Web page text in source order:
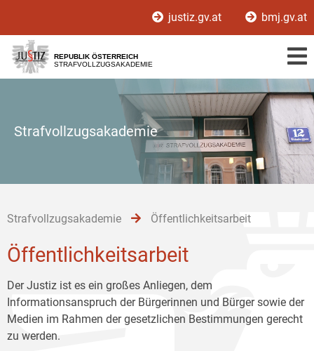
[1]
[2]
[3]
justiz.gv.at bmj.gv.at
REPUBLIK ÖSTERREICH
STRAFVOLLZUGSAKADEMIE
Strafvollzugsakademie
Strafvollzugsakademie Öffentlichkeitsarbeit
Öffentlichkeitsarbeit
Der Justiz ist es ein großes Anliegen, dem
Informationsanspruch der Bürgerinnen und Bürger sowie der
Medien im Rahmen der gesetzlichen Bestimmungen gerecht
zu werden.